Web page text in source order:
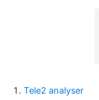
Tele2 analyser